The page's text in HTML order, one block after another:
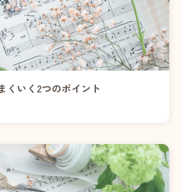
くいく2つのポイント